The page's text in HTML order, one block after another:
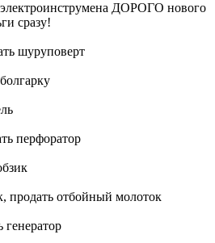
ДОРОГО нового
сразу!
шуруповерт
перфоратор
продать отбойный молоток
генератор